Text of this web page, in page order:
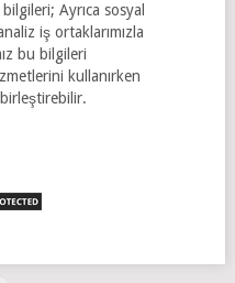
Ayrıca sosyal
iş ortaklarımızla
bu bilgileri
kullanırken